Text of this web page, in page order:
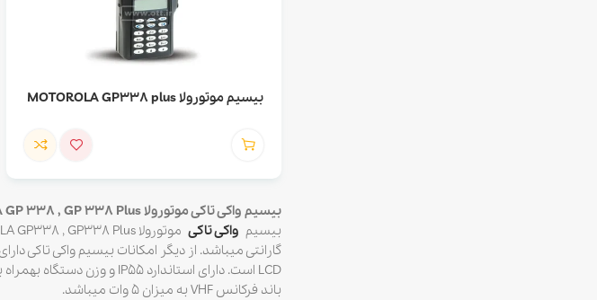
بیسیم موتورولا MOTOROLA GP338 plus
بیسیم واکی تاکی موتورولا MOTOROLA GP 338 , GP 338 Plus :
بیسیم واکی تاکی
باند فرکانس VHF به میزان ۵ وات میباشد.